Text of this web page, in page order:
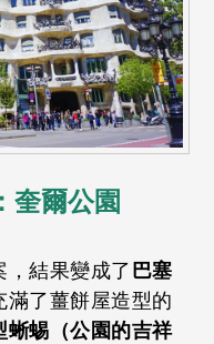
奎爾公園
，結果變成了 巴塞
滿了薑餅屋造型的
蜥蜴（公園的吉祥